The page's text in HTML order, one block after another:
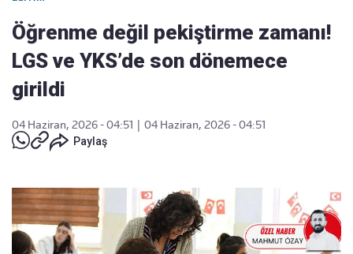
Öğrenme değil pekiştirme zamanı!
LGS ve YKS’de son dönemece
girildi
04 Haziran, 2026 - 04:51
04 Haziran, 2026 - 04:51
Paylaş